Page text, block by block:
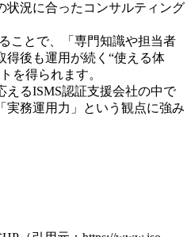
状況に合ったコンサルティング
ことで、「専門知識や担当者
得後も運用が続く“使える体
を得られます。
えるISMS認証支援会社の中で
実務運用力」という観点に強み